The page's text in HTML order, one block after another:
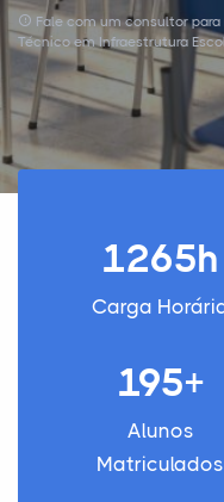
Fale com um consultor
Técnico em Infraestrutura
1265h
Carga
195+
Alunos
Matriculados